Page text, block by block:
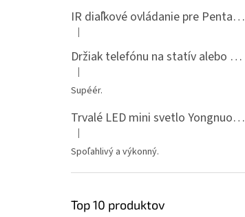
IR diaľkové ovládanie pre Pentax ML-P
Hodnotenie produktu je 5 z 5 hviezdičiek.
|
Držiak telefónu na statív alebo spigot s 1/4" závitom
Hodnotenie produktu je 5 z 5 hviezdičiek.
|
Supéér.
Trvalé LED mini svetlo Yongnuo YN135, 3200-5600K, RGB
Hodnotenie produktu je 5 z 5 hviezdičiek.
|
Spoľahlivý a výkonný.
Top 10 produktov